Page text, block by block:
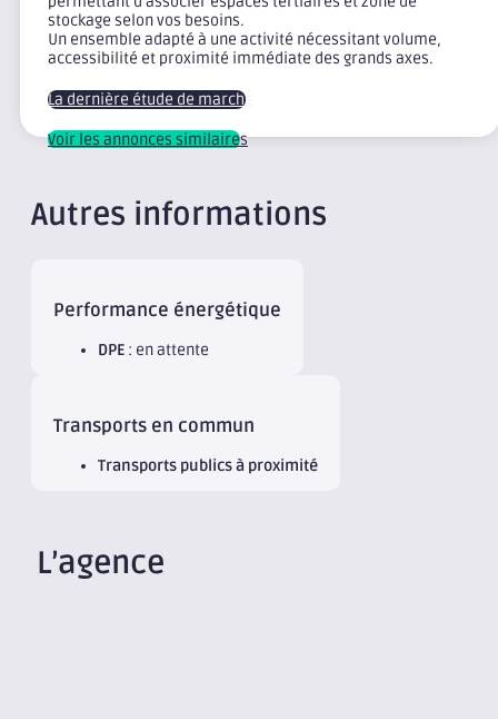
stockage selon vos besoins.
Un ensemble adapté à une activité nécessitant volume,
accessibilité et proximité immédiate des grands axes.
La dernière étude de marché
Voir les annonces similaires
Autres informations
Performance énergétique
DPE : en attente
Transports en commun
Transports publics à proximité
L’agence